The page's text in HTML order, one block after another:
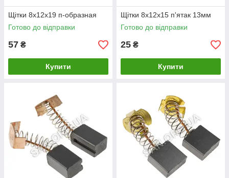
Щітки 8х12х19 п-образная
Готово до відправки
57 ₴
Купити
Щітки 8х12х15 п'ятак 13мм
Готово до відправки
25 ₴
Купити